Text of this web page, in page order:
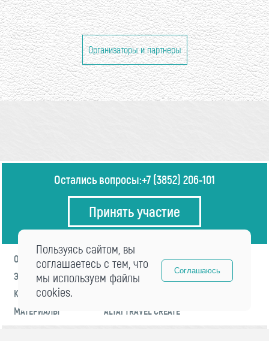
Организаторы и партнеры
Остались вопросы:+7 (3852) 206-101
Принять участие
О ФОРУМЕ
ПРОГРАММА
ЭКСПЕРТЫ
НОВОСТИ
КОНТАКТЫ
МАТЕРИАЛЫ
ALTAI TRAVEL CREATE
Пользуясь сайтом, вы
соглашаетесь с тем, что
мы используем файлы
cookies.
Соглашаюсь